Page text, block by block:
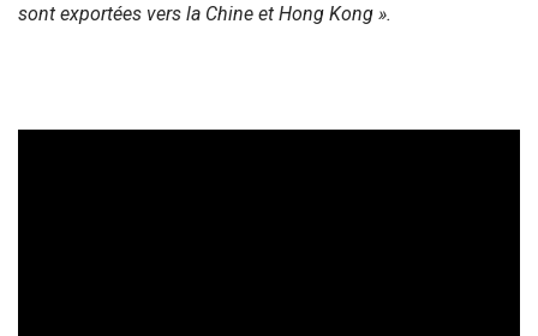
sont exportées vers la Chine et Hong Kong ».